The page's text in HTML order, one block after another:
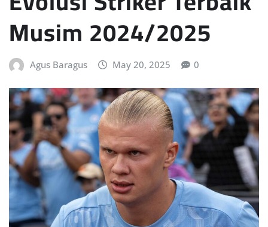
Musim 2024/2025
Agus Baragus May 20, 2025 0